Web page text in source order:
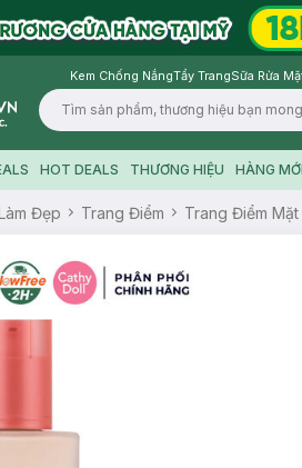
Kem Chống NắngTẩy TrangSữa Rửa
HOT DEALS THƯƠNG HIỆU HÀNG
Đẹp Trang Điểm Trang Điểm Mặt